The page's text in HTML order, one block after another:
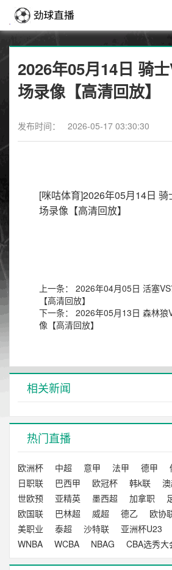
2026年05月14日 骑
场录像【高清回放】
发布时间： 2026-05-17 03:30:30
[咪咕体育]2026年05月14日
场录像【高清回放】
上一条：
2026年04月05日 活塞
【高清回放】
下一条：
2026年05月13日 森林狼
像【高清回放】
相关新闻
热门直播
欧洲杯 中超 意甲 法甲 德甲
日职联
巴西甲 欧冠杯 韩k联
世欧预
亚精英 墨西超 加拿职
欧国联
巴林超 威超 德乙 欧协
美职业
泰超 沙特联 亚洲杯U23
WNBA
WCBA NBAG CBA选秀大